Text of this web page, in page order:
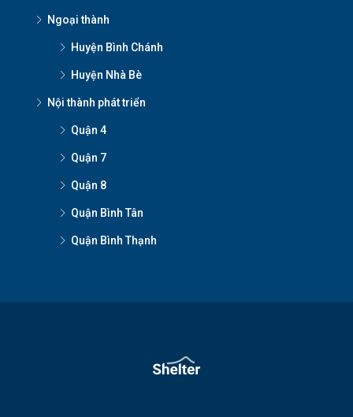
Ngoại thành
Huyện Bình Chánh
Huyện Nhà Bè
Nội thành phát triển
Quận 4
Quận 7
Quận 8
Quận Bình Tân
Quận Bình Thạnh